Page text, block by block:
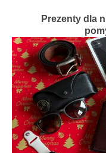
Prezenty dla